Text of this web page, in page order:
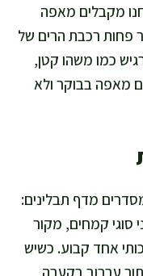
מקבלים מאפה
פחות רכבת הרים של
כמו משהו קטן,
מאפה בבוקר ולא
מדף תבלינים:
סוגי קמחים, מקור
אחד קבוע. כשיש
ערבוב בקערה